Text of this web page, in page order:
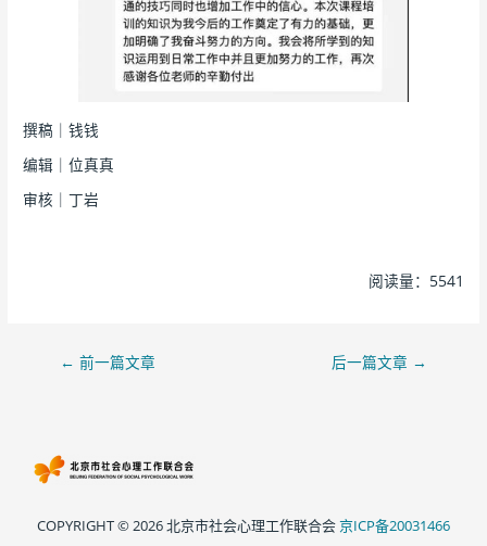
撰稿｜钱钱
编辑｜位真真
审核｜丁岩
阅读量：5541
← 前一篇文章 后一篇文章 →
COPYRIGHT © 2026 北京市社会心理工作联合会京ICP备20031466